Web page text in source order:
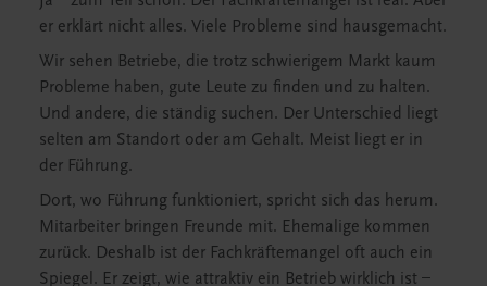
er erklärt nicht alles. Viele Probleme sind hausgemacht.
Wir sehen Betriebe, die trotz schwierigem Markt kaum
Probleme haben, gute Leute zu finden und zu halten.
Und andere, die ständig suchen. Der Unterschied liegt
selten am Standort oder am Gehalt. Meist liegt er in
der Führung.
Dort, wo Führung funktioniert, spricht sich das herum.
Mitarbeiter bringen Freunde mit. Ehemalige kommen
zurück. Deshalb ist der Fachkräftemangel oft auch ein
Spiegel. Er zeigt, wie attraktiv ein Betrieb wirklich ist –